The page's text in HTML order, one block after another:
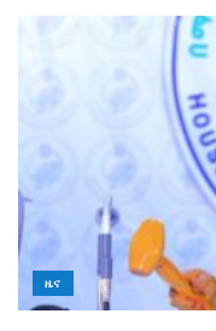
ዜና